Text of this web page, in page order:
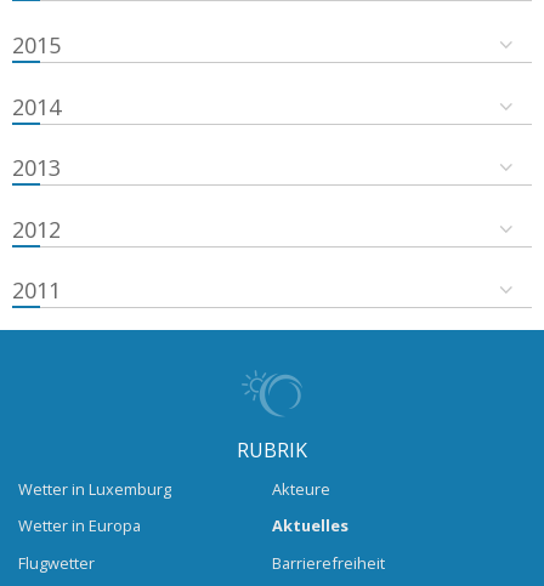
2015
2014
2013
2012
2011
RUBRIK
Wetter in Luxemburg
Wetter in Europa
Flugwetter
Akteure
Aktuelles
Barrierefreiheit